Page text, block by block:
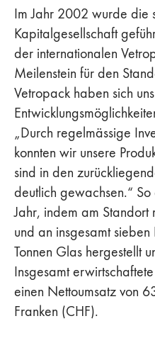
Im Jahr 2002 wurde die
Kapitalgesellschaft
der internationalen
Meilenstein für den
Vetropack haben sich
„Durch regelmässige
konnten wir unsere
sind in den
deutlich gewachsen.“
Jahr, indem am Standort
und an insgesamt sieben
Tonnen Glas hergestellt
Insgesamt
einen Nettoumsatz von
Franken (CHF).